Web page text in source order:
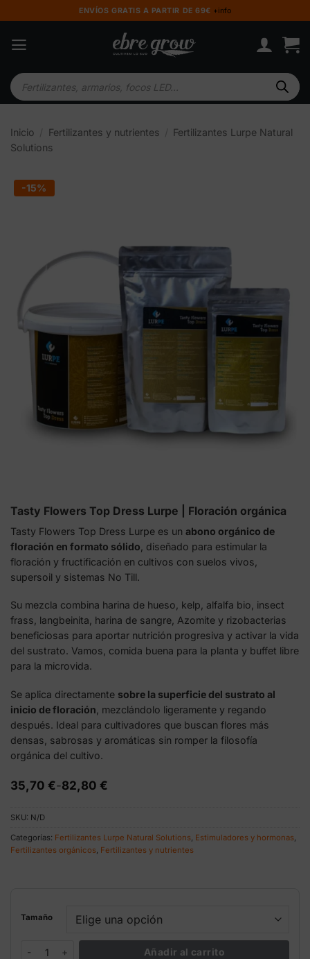
al
contenido
ENVÍOS GRATIS A PARTIR DE 69€ +info
Búsqueda
de
productos
Inicio Fertilizantes y nutrientes
Fertilizantes Lurpe Natural
Solutions
-15%
Tasty Flowers Top Dress Lurpe | Floración orgánica
Tasty Flowers Top Dress Lurpe es un abono orgánico de
floración en formato sólido , diseñado para estimular la
floración y fructificación en cultivos con suelos vivos,
supersoil y sistemas No Till.
Su mezcla combina harina de hueso, kelp, alfalfa bio, insect
frass, langbeinita, harina de sangre, Azomite y rizobacterias
beneficiosas para aportar nutrición progresiva y activar la vida
del sustrato. Vamos, comida buena para la planta y buffet libre
para la microvida.
Se aplica directamente sobre la superficie del sustrato al
inicio de floración , mezclándolo ligeramente y regando
después. Ideal para cultivadores que buscan flores más
densas, sabrosas y aromáticas sin romper la filosofía
orgánica del cultivo.
35,70 €-82,80 €
Rango
desde
35,70 €
hasta
82,80 €
SKU: N/D
Categorías: Fertilizantes Lurpe Natural Solutions Estimuladores y hormonas
Fertilizantes orgánicos Fertilizantes y nutrientes
Tamaño
Tasty Flowers Top Dress Lurpe | Floración orgánica cantidad
Añadir al carrito